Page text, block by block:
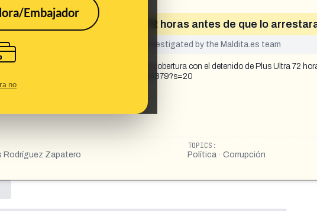
Embajador
no
el detenido de Plus Ultra 72 horas antes de que lo
This content has not yet been investigated by the Maldita.es team
Zapatero se reunió en un monte sin cobertura con el detenido de Plus Ultra 72
Sr_Donze/status/2000432880762163379?s=20
Rodríguez Zapatero
TOPICS:
Política · Corrupción